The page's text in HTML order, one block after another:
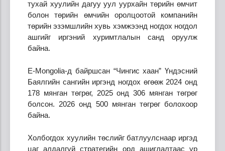
тухай хуулийн дагуу уул уурхайн төрийн өмчит
болон төрийн өмчийн оролцоотой компанийн
төрийн эзэмшлийн хувь хэмжээнд ногдох ногдол
ашгийг иргэний хуримтлалын санд оруулж
байна.
E-Mongolia-д байршсан “Чингис хаан” Үндэсний
Баялгийн сангийн иргэнд ногдох өгөөж 2024 онд
178 мянган төгрөг, 2025 онд 306 мянган төгрөг
болсон. 2026 онд 500 мянган төгрөг болохоор
байна.
Холбогдох хуулийн төслийг батлуулснаар иргэд
цаг алдалгүй стратегийн орд ашиглалтаас үр